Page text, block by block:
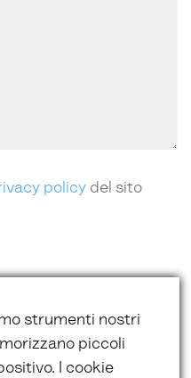
policy del sito
strumenti nostri
piccoli
I cookie